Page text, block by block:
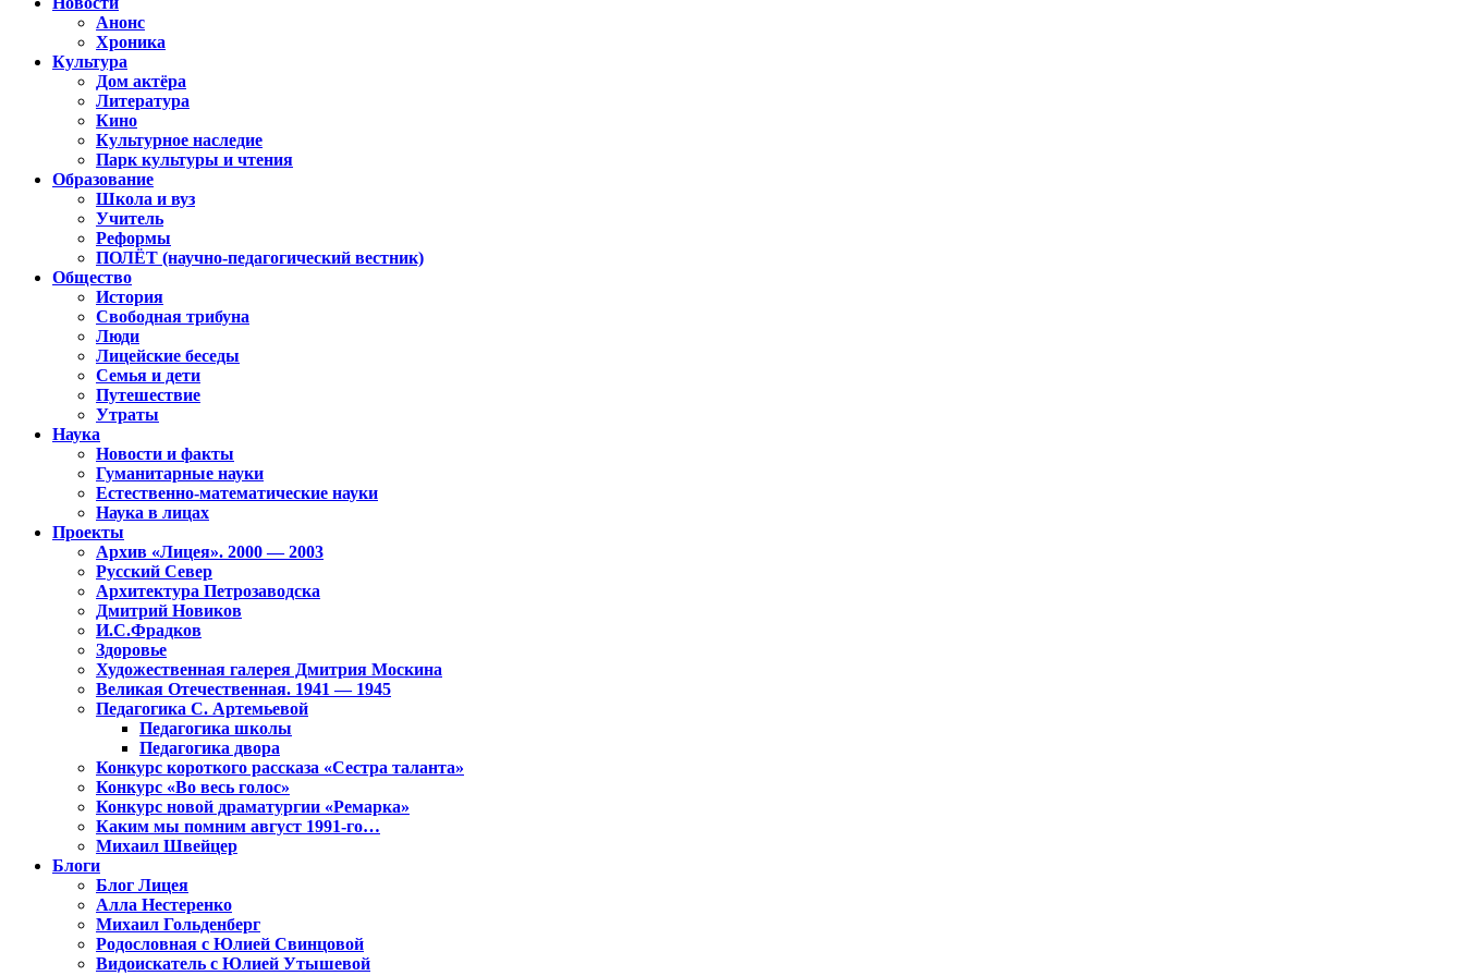
Анонс
Хроника
Культура
Дом актёра
Литература
Кино
Культурное наследие
Парк культуры и чтения
Образование
Школа и вуз
Учитель
Реформы
ПОЛЁТ (научно-педагогический вестник)
Общество
История
Свободная трибуна
Люди
Лицейские беседы
Семья и дети
Путешествие
Утраты
Наука
Новости и факты
Гуманитарные науки
Естественно-математические науки
Наука в лицах
Проекты
Архив «Лицея». 2000 — 2003
Русский Север
Архитектура Петрозаводска
Дмитрий Новиков
И.С.Фрадков
Здоровье
Художественная галерея Дмитрия Москина
Великая Отечественная. 1941 — 1945
Педагогика С. Артемьевой
Педагогика школы
Педагогика двора
Конкурс короткого рассказа «Сестра таланта»
Конкурс «Во весь голос»
Конкурс новой драматургии «Ремарка»
Каким мы помним август 1991-го…
Михаил Швейцер
Блоги
Блог Лицея
Алла Нестеренко
Михаил Гольденберг
Родословная с Юлией Свинцовой
Видоискатель с Юлией Утышевой